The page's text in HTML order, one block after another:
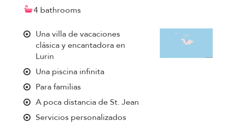
4 bathrooms
Una villa de vacaciones
clásica y encantadora en
Lurin
Una piscina infinita
Para familias
A poca distancia de St. Jean
Servicios personalizados